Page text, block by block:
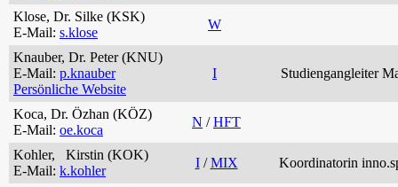
Klose, Dr. Silke (KSK)
E-Mail: s.klose
W
Knauber, Dr. Peter (KNU)
E-Mail: p.knauber
Persönliche Website
I Studiengangleiter
Koca, Dr. Özhan (KÖZ)
E-Mail: oe.koca
N /HFT
Kohler, Kirstin (KOK)
E-Mail: k.kohler
I/MIX Koordinatorin